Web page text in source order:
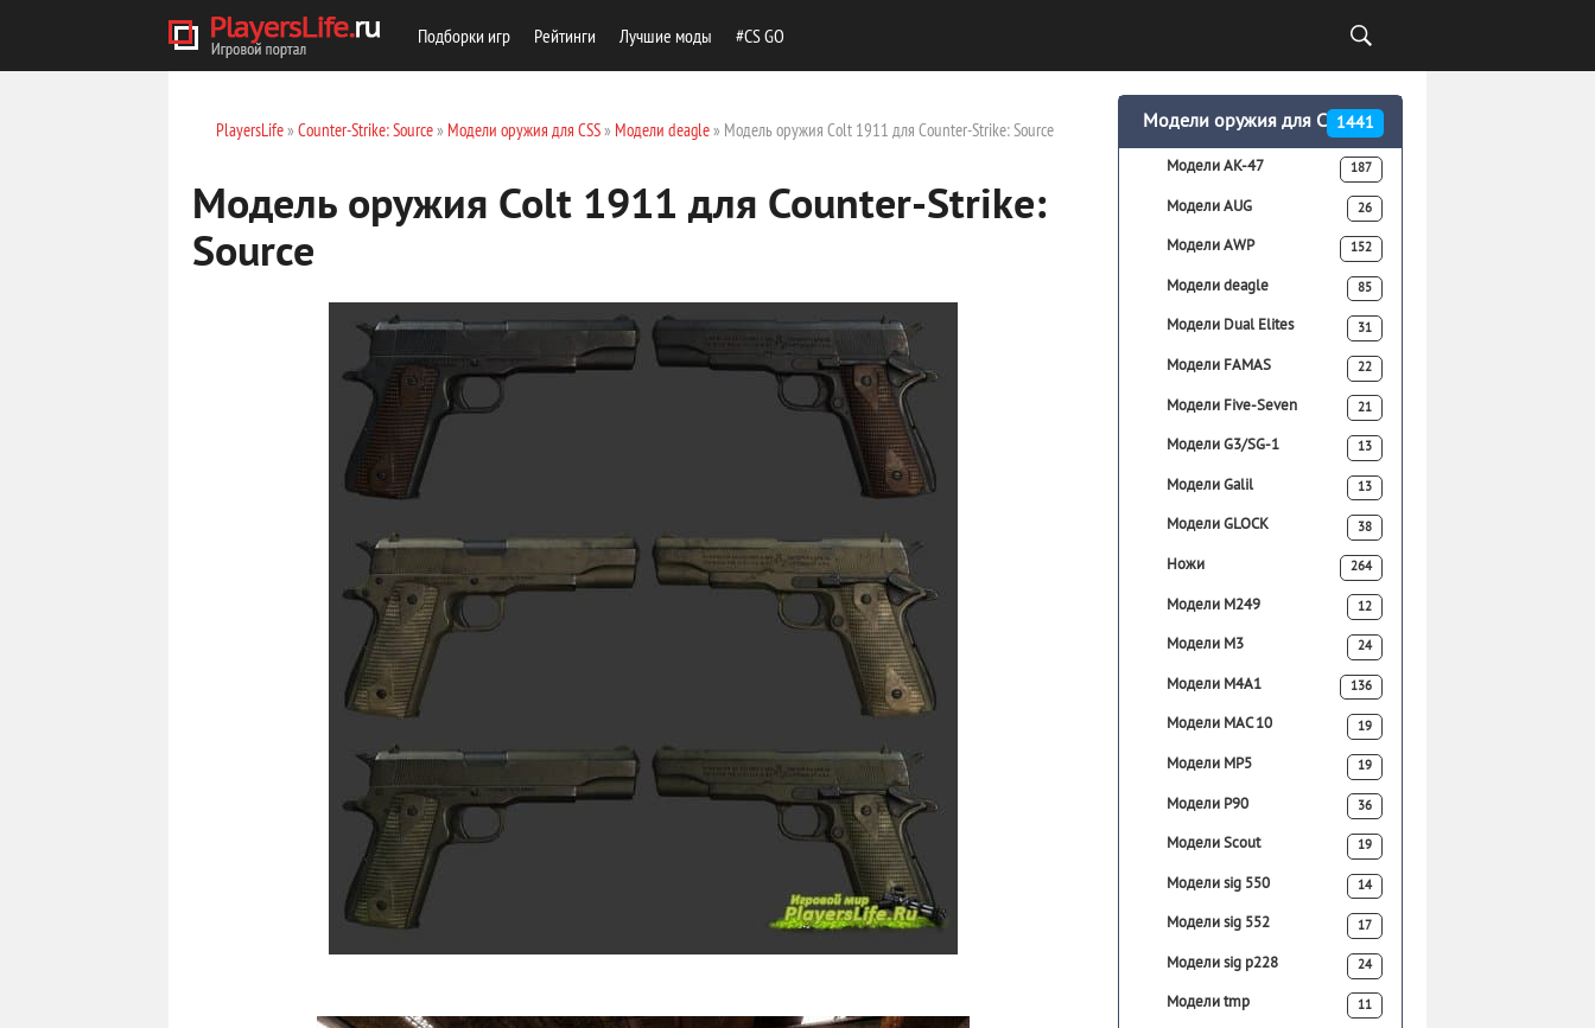
Подборки игр Рейтинги Лучшие моды #CS GO
PlayersLife» Counter-Strike: Source» Модели оружия для CSS» Модели deagle» Модель оружия Colt 1911 для Counter-Strike: Source
Модель оружия Colt 1911 для Counter-Strike:
Source
Модели оружия для CSS1441
Модели AK-47 187
Модели AUG 26
Модели AWP 152
Модели deagle 85
Модели Dual Elites 31
Модели FAMAS 22
Модели Five-Seven 21
Модели G3/SG-1 13
Модели Galil 13
Модели GLOCK 38
Ножи 264
Модели M249 12
Модели M3 24
Модели M4A1 136
Модели MAC 10 19
Модели MP5 19
Модели P90 36
Модели Scout 19
Модели sig 550 14
Модели sig 552 17
Модели sig p228 24
Модели tmp 11